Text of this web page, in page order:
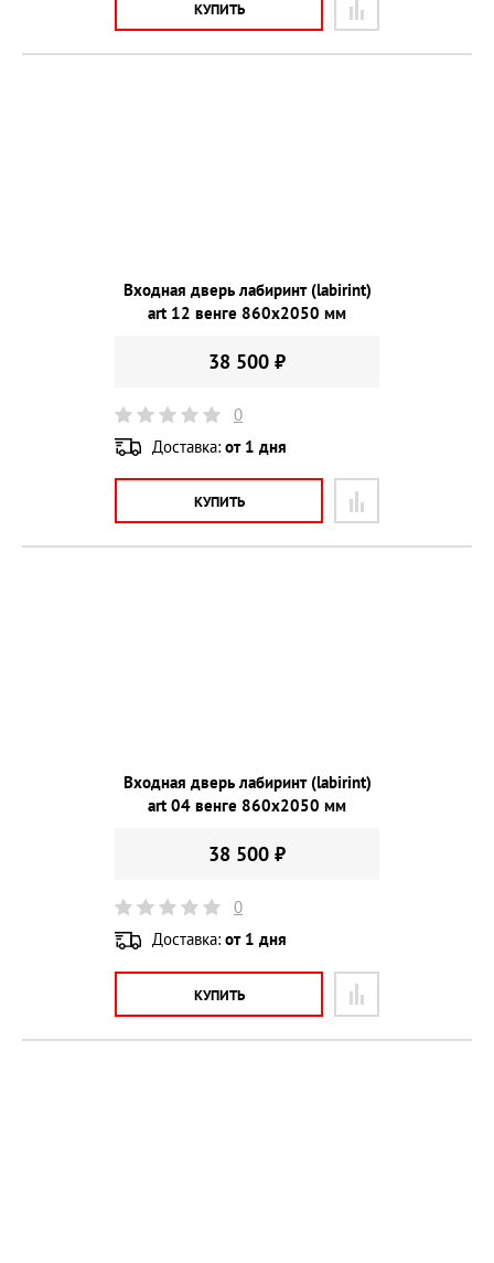
КУПИТЬ
Входная дверь лабиринт (labirint)
art 12 венге 860х2050 мм
38 500 ₽
0
Доставка: от 1 дня
КУПИТЬ
Входная дверь лабиринт (labirint)
art 04 венге 860х2050 мм
38 500 ₽
0
Доставка: от 1 дня
КУПИТЬ